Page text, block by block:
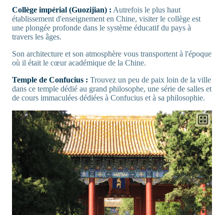
Collège impérial (Guozijian) : Autrefois le plus haut
établissement d'enseignement en Chine, visiter le collège est
une plongée profonde dans le système éducatif du pays à
travers les âges.
Son architecture et son atmosphère vous transportent à l'époque
où il était le cœur académique de la Chine.
Temple de Confucius : Trouvez un peu de paix loin de la ville
dans ce temple dédié au grand philosophe, une série de salles et
de cours immaculées dédiées à Confucius et à sa philosophie.